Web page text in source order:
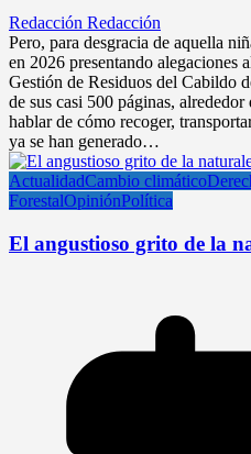
Redacción Redacción
Pero, para desgracia de aquella
en 2026 presentando alegaciones
Gestión de Residuos del Cabildo
de sus casi 500 páginas,
hablar de cómo recoger,
ya se han generado…
ActualidadCambio climático
ForestalOpiniónPolítica
El angustioso grito de la